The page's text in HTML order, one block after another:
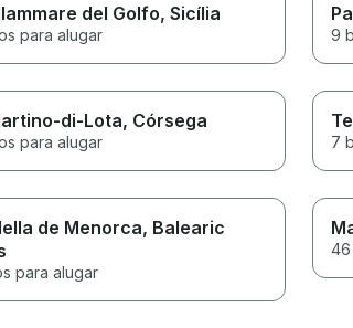
del Golfo, Sicília
para alugar 9
di-Lota, Córsega
para alugar 7
de Menorca, Balearic
para alugar
46